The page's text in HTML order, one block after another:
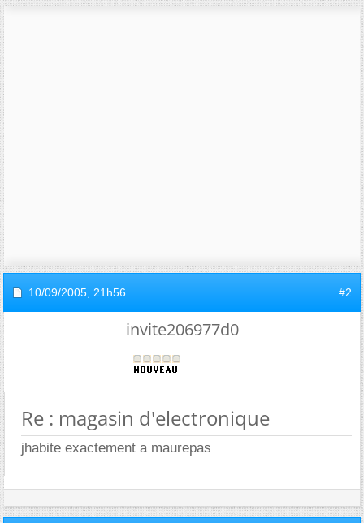
10/09/2005, 21h56 #2
invite206977d0
Re : magasin d'electronique
jhabite exactement a maurepas